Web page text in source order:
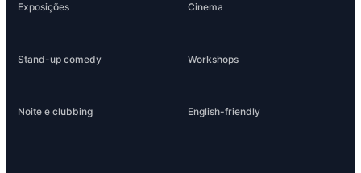
Exposições Cinema
Stand-up comedy Workshops
Noite e clubbing English-friendly